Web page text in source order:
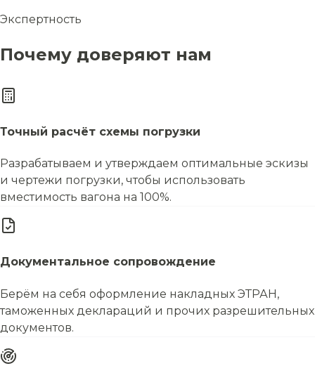
Экспертность
Почему доверяют нам
Точный расчёт схемы погрузки
Разрабатываем и утверждаем оптимальные эскизы
и чертежи погрузки, чтобы использовать
вместимость вагона на 100%.
Документальное сопровождение
Берём на себя оформление накладных ЭТРАН,
таможенных деклараций и прочих разрешительных
документов.